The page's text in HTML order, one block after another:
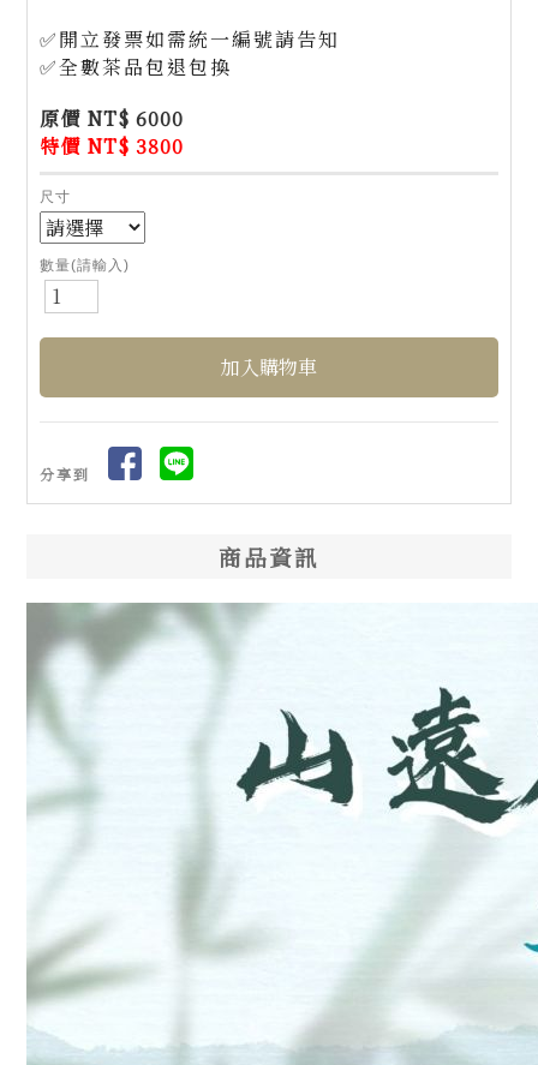
✅開立發票如需統一編號請告知
✅全數茶品包退包換
原價 NT$ 6000
特價 NT$ 3800
尺寸
數量(請輸入)
分享到
商品資訊